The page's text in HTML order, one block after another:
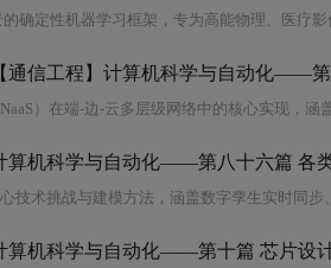
算机科学与自动化——第八十六篇 各
技术挑战与建模方法，涵盖数字孪生实时同步
算机科学与自动化——第十篇 芯片设